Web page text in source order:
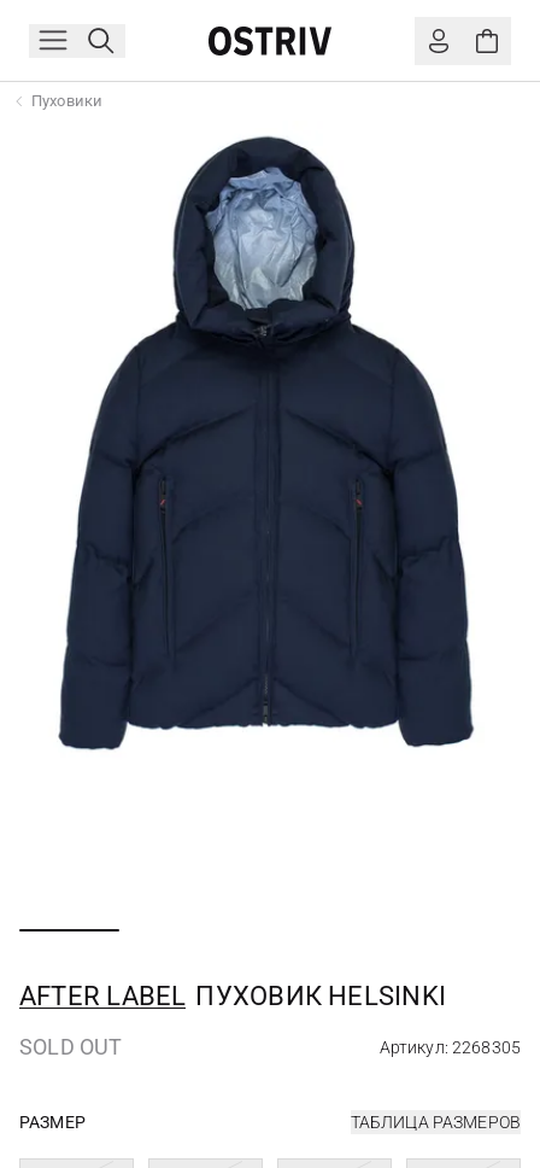
Пуховики
AFTER LABEL ПУХОВИК HELSINKI
SOLD OUT Артикул: 2268305
РАЗМЕР ТАБЛИЦА РАЗМЕРОВ